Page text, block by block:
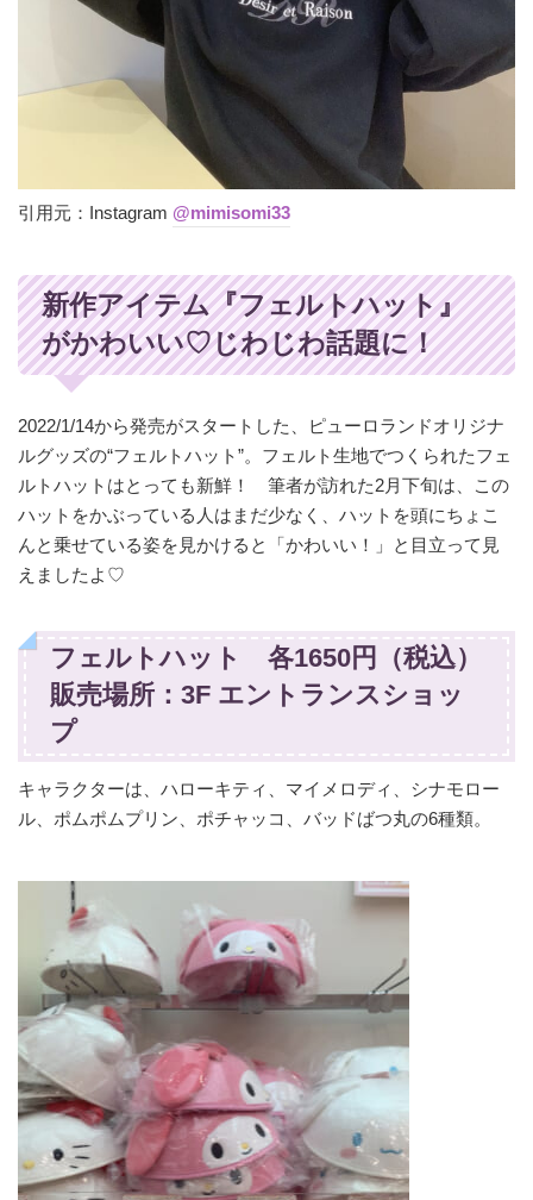
引用元：Instagram @mimisomi33
新作アイテム『フェルトハット』
がかわいい♡じわじわ話題に！
2022/1/14から発売がスタートした、ピューロランドオリジナ
ルグッズの“フェルトハット”。フェルト生地でつくられたフェ
ルトハットはとっても新鮮！ 筆者が訪れた2月下旬は、この
ハットをかぶっている人はまだ少なく、ハットを頭にちょこ
んと乗せている姿を見かけると「かわいい！」と目立って見
えましたよ♡
フェルトハット 各1650円（税込）
販売場所：3F エントランスショッ
プ
キャラクターは、ハローキティ、マイメロディ、シナモロー
ル、ポムポムプリン、ポチャッコ、バッドばつ丸の6種類。